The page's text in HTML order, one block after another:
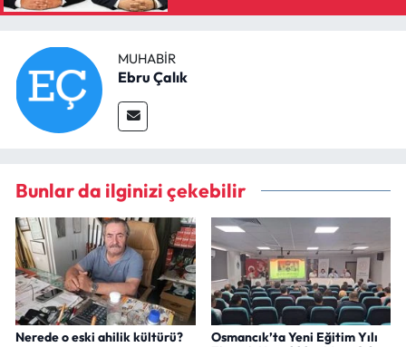
MUHABIR
Ebru Çalık
Bunlar da ilginizi çekebilir
Nerede o eski ahilik kültürü?
Osmancık’ta Yeni Eğitim Yılı
Yaşam
Yayla Haber
Yemek Tarifleri